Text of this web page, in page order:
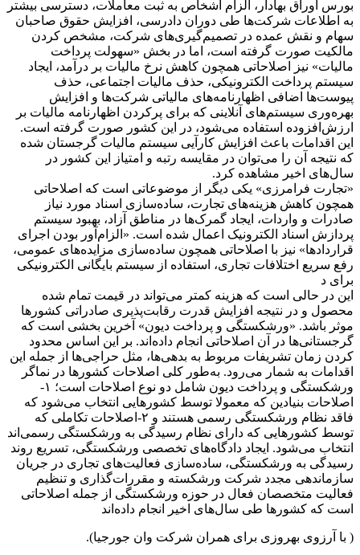
بورس اوراق بهادار، الزام اشخاص به ثبت معاملات، دسترسی بیشتر
به اطلاعات شرکت‌ها طی دوران دادرسی، افزایش حقوق صاحبان
سهام و نقش عمده در تصمیم‌گیری‌های شرکت، مشخص کردن
مالکیت صورت گرفته است، اما در بخش «سهولت پرداخت
مالیات» نیز اصلاحاتی همچون کاهش نرخ مالیات بر درآمد، ایجاد
سیستم پرداخت الکترونیکی، حذف مالیات اجتماعی، حذف
پیوست‌ها اضافی اظهارنامه‌های مالیاتی شرکت‌ها و افزایش
بهره‌وری سیستم‌های آنلاینی که برای پرکردن اظهارنامه مالیات بر
ارزش‌افزوده استفاده می‌شود، در این کشور صورت گرفته است.
این اقدامات باعث افزایش کارآیی سیستم مالیات گرجستان شده
که نتیجه آن را می‌توان در مقایسه رتبه و امتیاز این کشور در
سال‌های اخیر مشاهده کرد.
«تجارت فرامرزی» یکی دیگر از موضوعاتی است که اصلاحاتی
همچون کاهش هزینه‌های تجارت، ساده‌سازی اسناد مورد نیاز
صادرات و واردات، ایجاد گمرک‌ها در مناطق آزاد، بهبود سیستم
پردازش اسناد الکترونیک اعمال شده است. «الزام‌آور بودن اجرای
قراردادها» نیز با اصلاحاتی همچون ساده‌سازی مزایده‌های عمومی،
رفع سریع اختلافات تجاری، استفاده از سیستم بایگانی الکترونیکی
برای د
این در حالی است که هزینه کمتر می‌تواند در قیمت تمام شده
محصول و در نتیجه افزایش قدرت رقابت‌پذیری صادراتی کشورها
موثر باشد. «ورشکستگی و پرداخت دیون» آخرین بخشی است که
گرجستانی‌ها در آن اصلاحاتی انجام داده‌اند. بر این اساس محدود
کردن زمان تشریفات مربوط به بدهی‌ها، مثل حراجی‌ها از جمله این
اقدامات به شمار می‌رود. به‌طور کلی اصلاحات کشورها در نماگر
ورشکستگی و پرداخت دیون شامل دو نوع اصلاحات است؛ ۱-
اصلاحات بنیادین که معمولا توسط کشورهایی انتخاب می‌شود که
فاقد نظام ورشکستگی رسمی هستند و ۲-اصلاحات تکاملی که
توسط کشورهایی که دارای نظام رسیدگی به ورشکستگی رسمی‌اند
انتخاب می‌شود. ایجاد دادگاه‌های تخصصی ورشکستگی، تسریع روند
رسیدگی به ورشکستگی، ساده‌سازی فعالیت‌های تجاری در جریان
سازماندهی مجدد شرکت ورشکسته و مقررات‌گذاری و تنظیم
فعالیت متخصصان فعال در حوزه ورشکستگی از جمله اصلاحاتی
است که کشورها طی سال‌های اخیر انجام داده‌اند
( با آرزوی بهروزی برای همران شرکت وان جورجیا).